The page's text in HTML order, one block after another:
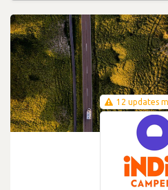
12 updates